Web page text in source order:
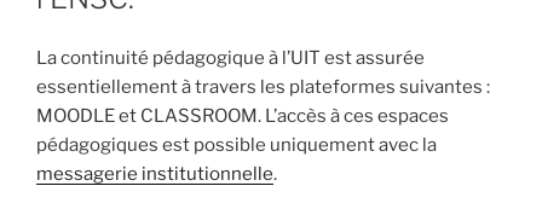
La continuité pédagogique à l’UIT est assurée
essentiellement à travers les plateformes suivantes :
MOODLE et CLASSROOM. L’accès à ces espaces
pédagogiques est possible uniquement avec la
messagerie institutionnelle.